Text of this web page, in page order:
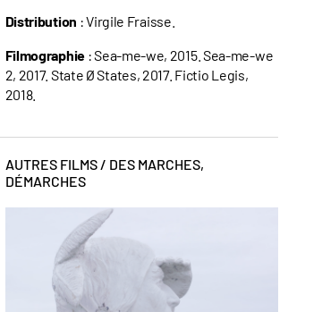
Distribution : Virgile Fraisse.
Filmographie : Sea-me-we, 2015. Sea-me-we
2, 2017. State Ø States, 2017. Fictio Legis,
2018.
AUTRES FILMS / DES MARCHES,
DÉMARCHES